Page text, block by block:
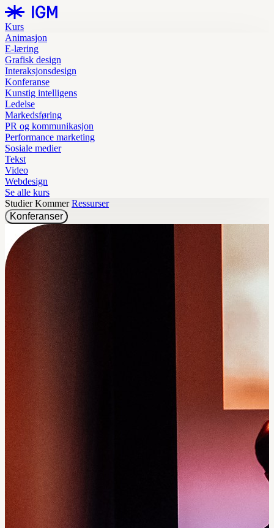
Kurs
Animasjon
E-læring
Grafisk design
Interaksjonsdesign
Konferanse
Kunstig intelligens
Ledelse
Markedsføring
PR og kommunikasjon
Performance marketing
Sosiale medier
Tekst
Video
Webdesign
Se alle kurs
StudierKommer Ressurser
Konferanser